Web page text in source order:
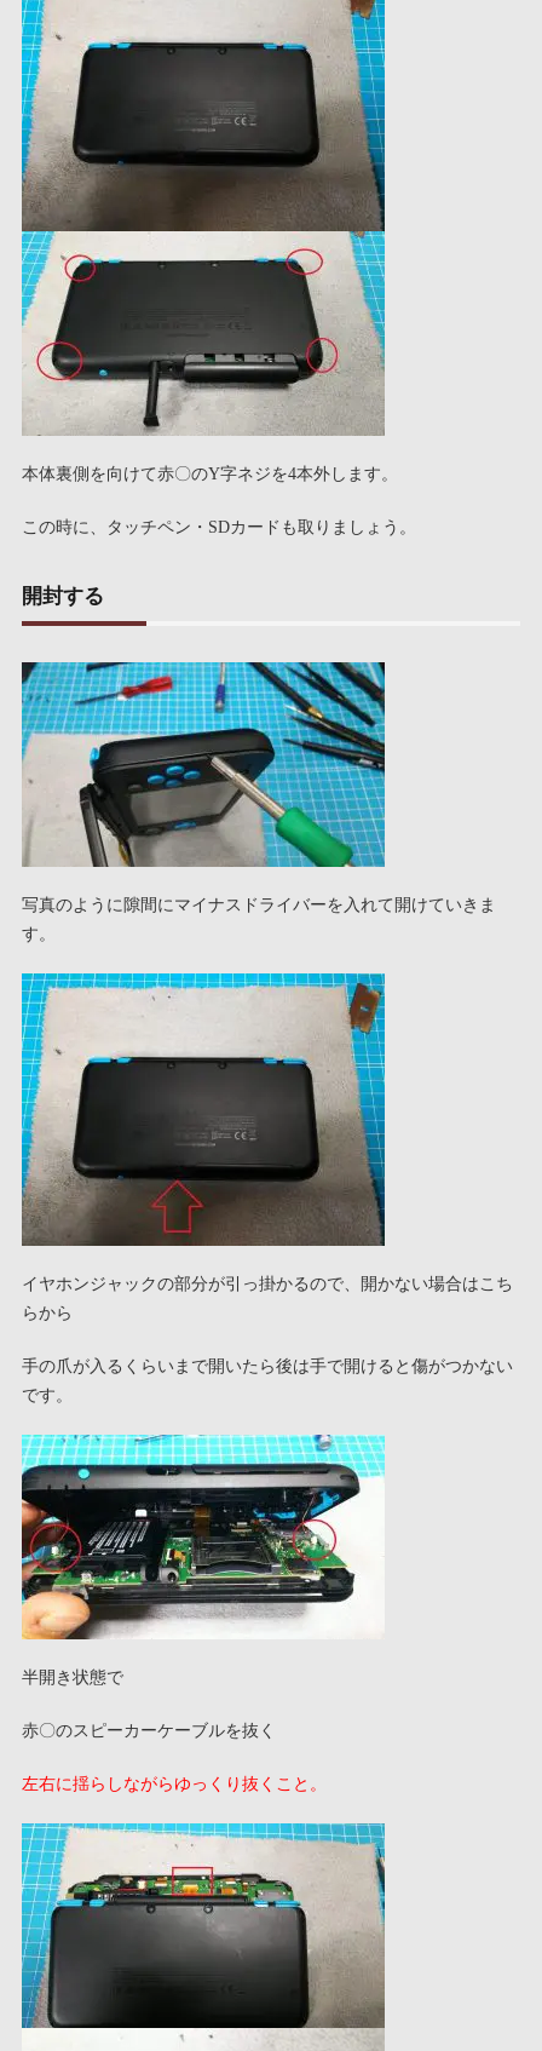
本体裏側を向けて赤〇のY字ネジを4本外します。
この時に、タッチペン・SDカードも取りましょう。
開封する
写真のように隙間にマイナスドライバーを入れて開けていきま
す。
イヤホンジャックの部分が引っ掛かるので、開かない場合はこち
らから
手の爪が入るくらいまで開いたら後は手で開けると傷がつかない
です。
半開き状態で
赤〇のスピーカーケーブルを抜く
左右に揺らしながらゆっくり抜くこと。